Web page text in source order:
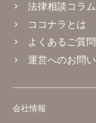
法律相談コラム
ココナラとは
よくあるご質問
運営へのお問
会社情報